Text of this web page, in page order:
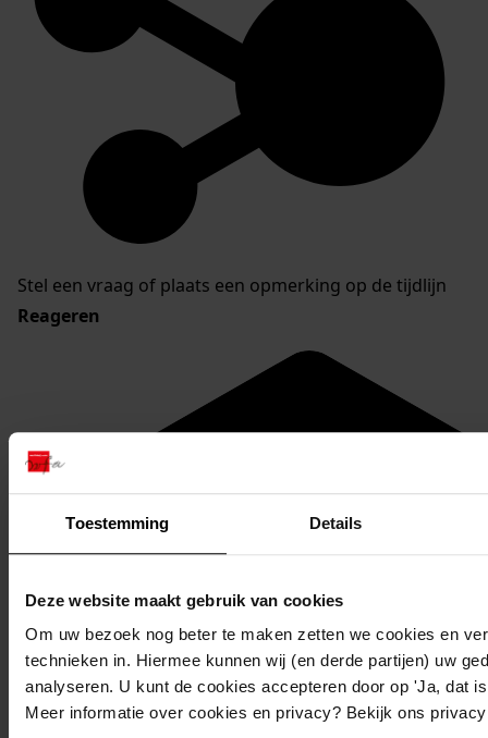
Toestemming Details
Deze website maakt gebruik van cookies
Om uw bezoek nog beter te maken zetten we cookies en
technieken in. Hiermee kunnen wij (en derde partijen) uw
analyseren. U kunt de cookies accepteren door op 'Ja, dat
Meer informatie over cookies en privacy? Bekijk ons
Stel een vraag of plaats een opmerking op de tijdlijn
Reageren